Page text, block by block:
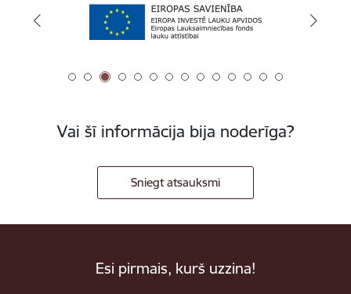
Vai šī informācija bija noderīga?
Sniegt atsauksmi
Esi pirmais, kurš uzzina!